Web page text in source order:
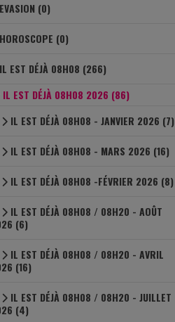
EVASION (0)
HOROSCOPE (0)
IL EST DÉJÀ 08H08 (266)
IL EST DÉJÀ 08H08 2026 (86)
IL EST DÉJÀ 08H08 - JANVIER 2026 (7)
IL EST DÉJÀ 08H08 - MARS 2026 (16)
IL EST DÉJÀ 08H08 -FÉVRIER 2026 (8)
IL EST DÉJÀ 08H08 / 08H20 - AOÛT
(6)
IL EST DÉJÀ 08H08 / 08H20 - AVRIL
(16)
IL EST DÉJÀ 08H08 / 08H20 - JUILLET
(4)